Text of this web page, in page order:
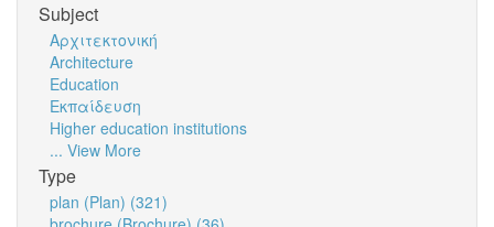
Subject
Αρχιτεκτονική
Architecture
Education
Εκπαίδευση
Higher education institutions
... View More
Type
plan (Plan) (321)